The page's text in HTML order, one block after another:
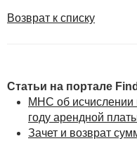
Возврат к списку
Статьи на портале
МНС об исчислении
году арендной
Зачет и возврат